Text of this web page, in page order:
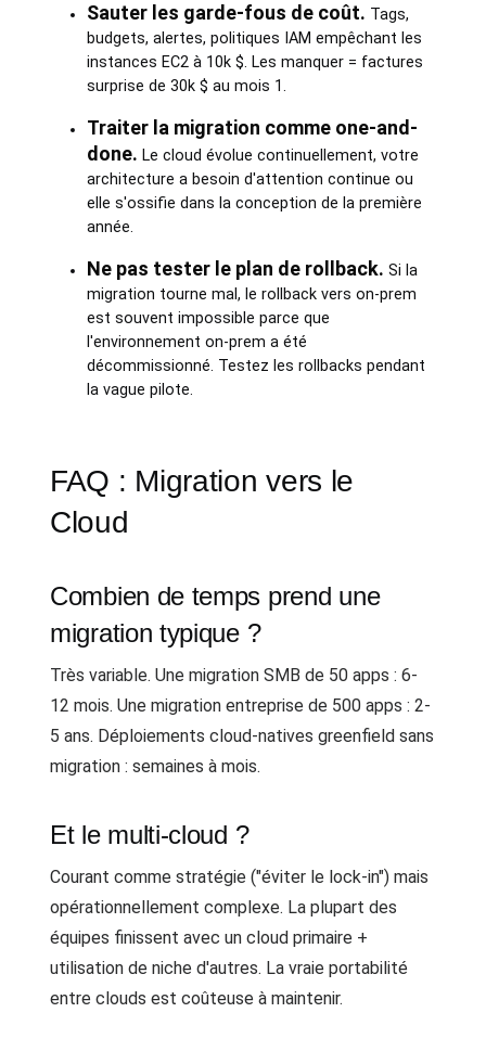
Sauter les garde-fous de coût. Tags,
budgets, alertes, politiques IAM empêchant les
instances EC2 à 10k $. Les manquer = factures
surprise de 30k $ au mois 1.
Traiter la migration comme one-and-
done. Le cloud évolue continuellement, votre
architecture a besoin d'attention continue ou
elle s'ossifie dans la conception de la première
année.
Ne pas tester le plan de rollback. Si la
migration tourne mal, le rollback vers on-prem
est souvent impossible parce que
l'environnement on-prem a été
décommissionné. Testez les rollbacks pendant
la vague pilote.
FAQ : Migration vers le
Cloud
Combien de temps prend une
migration typique ?
Très variable. Une migration SMB de 50 apps : 6-
12 mois. Une migration entreprise de 500 apps : 2-
5 ans. Déploiements cloud-natives greenfield sans
migration : semaines à mois.
Et le multi-cloud ?
Courant comme stratégie ("éviter le lock-in") mais
opérationnellement complexe. La plupart des
équipes finissent avec un cloud primaire +
utilisation de niche d'autres. La vraie portabilité
entre clouds est coûteuse à maintenir.